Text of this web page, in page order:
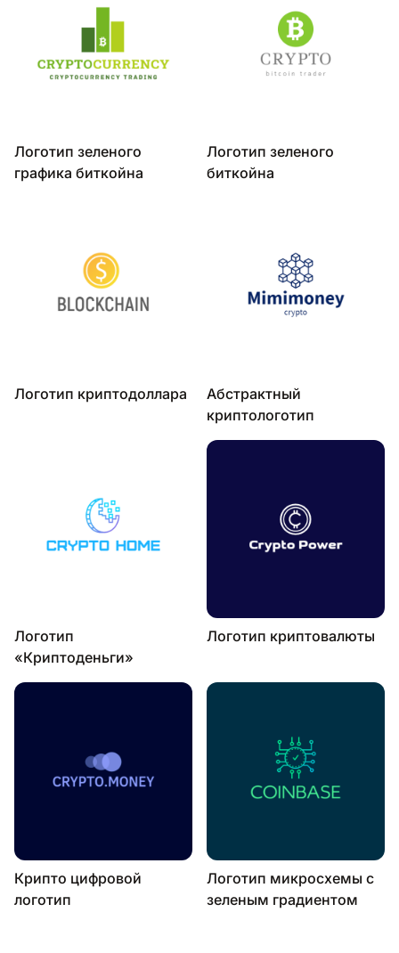
Логотип зеленого
графика биткойна
Логотип зеленого
биткойна
Логотип криптодоллара
Абстрактный
криптологотип
Логотип
«Криптоденьги»
Логотип криптовалюты
Крипто цифровой
логотип
Логотип микросхемы с
зеленым градиентом